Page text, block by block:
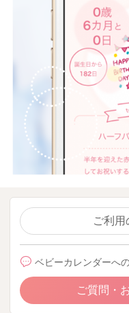
ご利用
ベビーカレンダーへ
ご質問・